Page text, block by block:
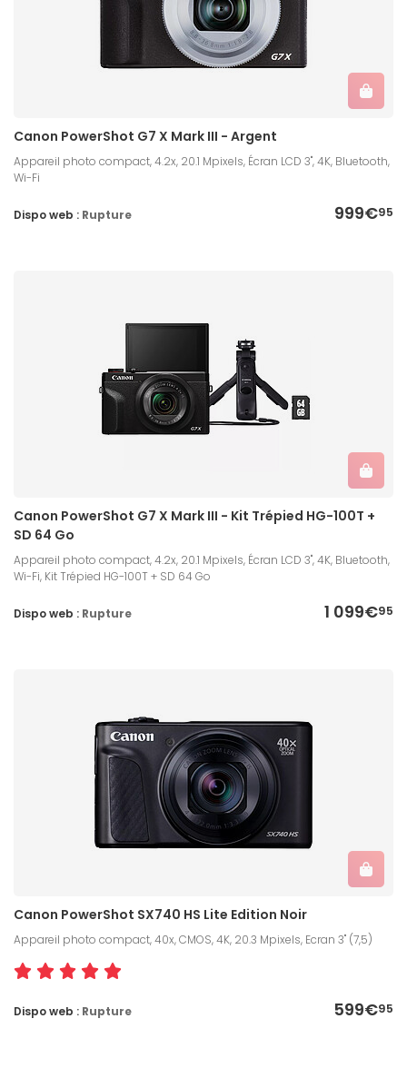
Canon PowerShot G7 X Mark III - Argent
Appareil photo compact, 4.2x, 20.1 Mpixels, Écran LCD 3'', 4K, Bluetooth,
Wi-Fi
999€95
Dispo web : Rupture
Canon PowerShot G7 X Mark III - Kit Trépied HG-100T +
SD 64 Go
Appareil photo compact, 4.2x, 20.1 Mpixels, Écran LCD 3'', 4K, Bluetooth,
Wi-Fi, Kit Trépied HG-100T + SD 64 Go
1 099€95
Dispo web : Rupture
Canon PowerShot SX740 HS Lite Edition Noir
Appareil photo compact, 40x, CMOS, 4K, 20.3 Mpixels, Ecran 3" (7,5)
599€95
Dispo web : Rupture